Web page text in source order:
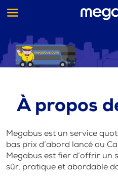
À propos
Megabus est un service
bas prix d’abord lancé au
Megabus est fier d’offrir un
sûr, pratique et abordable